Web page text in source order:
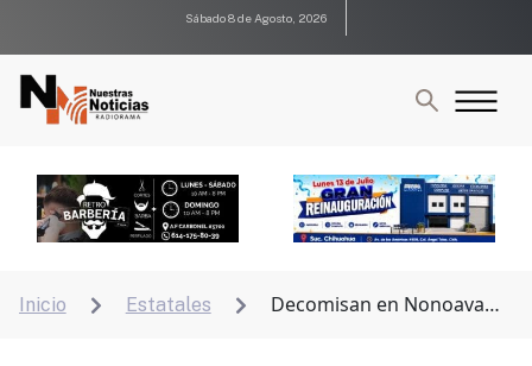
Sábado 8 de Agosto, 2026
Inicio  Estatales 
Decomisan en Nonoava